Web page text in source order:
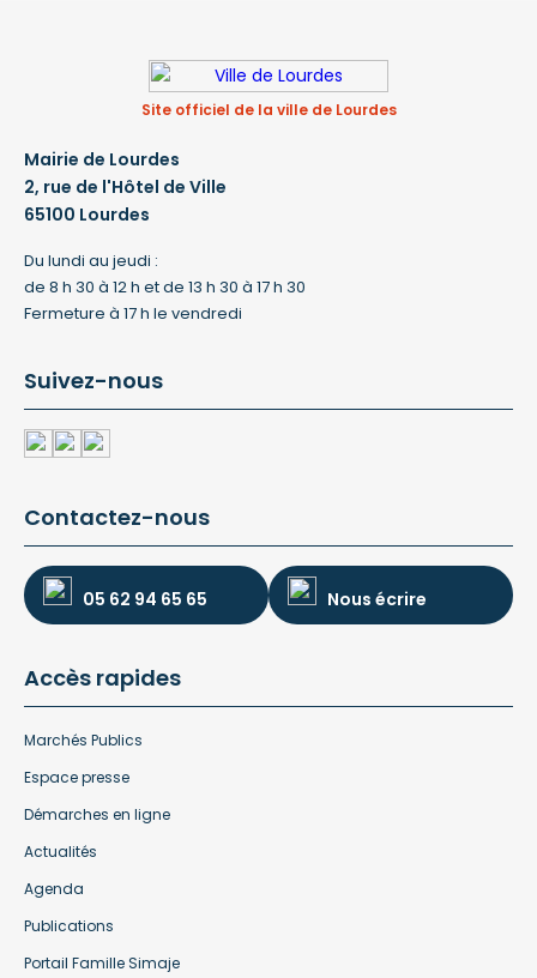
Site officiel de la ville de Lourdes
Mairie de Lourdes
2, rue de l'Hôtel de Ville
65100 Lourdes
Du lundi au jeudi :
de 8 h 30 à 12 h et de 13 h 30 à 17 h 30
Fermeture à 17 h le vendredi
Suivez-nous
Contactez-nous
05 62 94 65 65 Nous écrire
Accès rapides
Marchés Publics
Espace presse
Démarches en ligne
Actualités
Agenda
Publications
Portail Famille Simaje